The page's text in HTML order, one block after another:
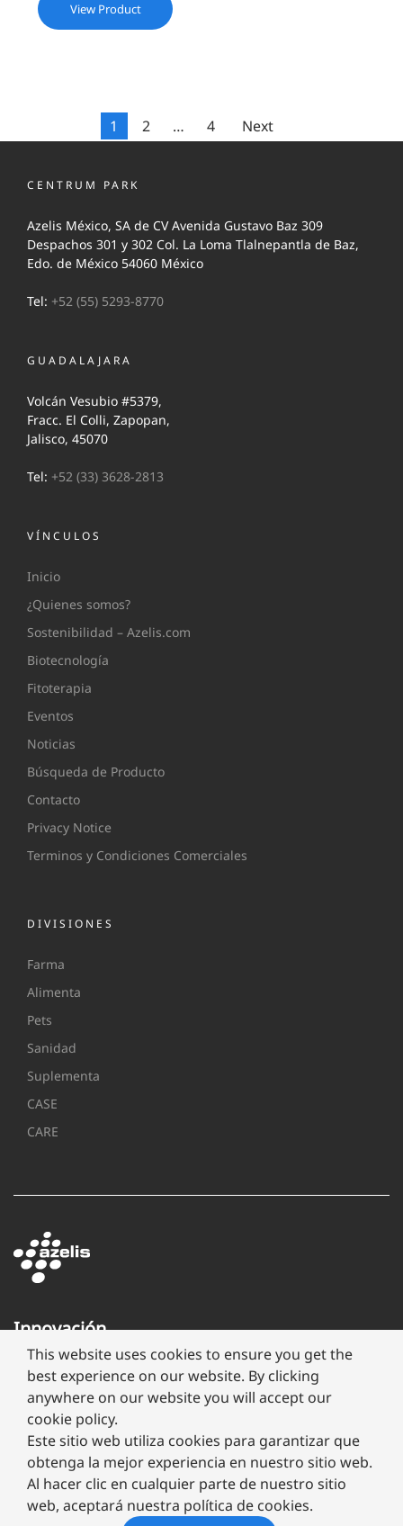
View Product
1 2 … 4 Next
CENTRUM PARK
Azelis México, SA de CV Avenida Gustavo Baz 309
Despachos 301 y 302 Col. La Loma Tlalnepantla de Baz,
Edo. de México 54060 México
Tel: +52 (55) 5293-8770
GUADALAJARA
Volcán Vesubio #5379,
Fracc. El Colli, Zapopan,
Jalisco, 45070
Tel: +52 (33) 3628-2813
VÍNCULOS
Inicio
¿Quienes somos?
Sostenibilidad – Azelis.com
Biotecnología
Fitoterapia
Eventos
Noticias
Búsqueda de Producto
Contacto
Privacy Notice
Terminos y Condiciones Comerciales
DIVISIONES
Farma
Alimenta
Pets
Sanidad
Suplementa
CASE
CARE
Innovación
través
de
formulación
2026 Megafarma
This website uses cookies to ensure you get the
best experience on our website. By clicking
anywhere on our website you will accept our
cookie policy.
Este sitio web utiliza cookies para garantizar que
obtenga la mejor experiencia en nuestro sitio web.
Al hacer clic en cualquier parte de nuestro sitio
web, aceptará nuestra política de cookies.